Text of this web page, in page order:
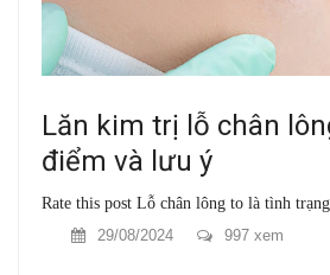
Lăn kim trị lỗ chân
điểm và lưu ý
Rate this post Lỗ chân lông to là tình
29/08/2024
997 xem